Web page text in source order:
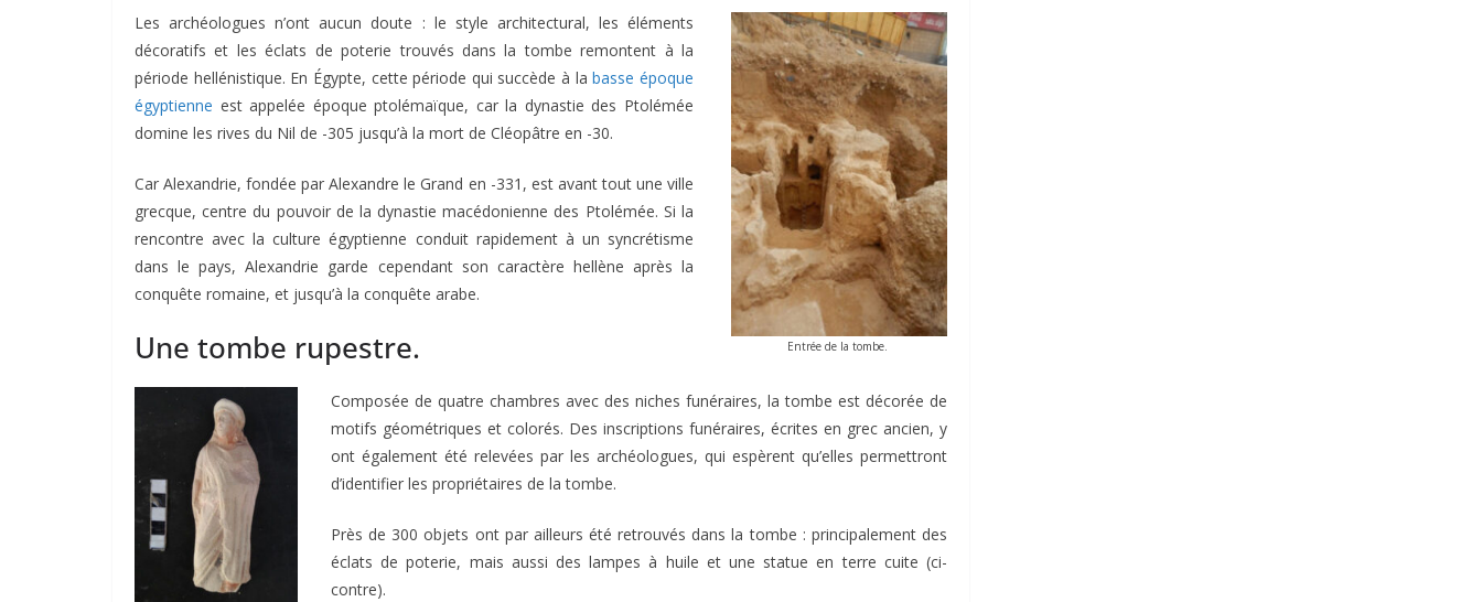
Entrée de la tombe.
Les archéologues n’ont aucun doute : le style architectural, les éléments
décoratifs et les éclats de poterie trouvés dans la tombe remontent à la
période hellénistique. En Égypte, cette période qui succède à labasse époque
égyptienne est appelée époque ptolémaïque, car la dynastie des Ptolémée
domine les rives du Nil de -305 jusqu’à la mort de Cléopâtre en -30.
Car Alexandrie, fondée par Alexandre le Grand en -331, est avant tout une ville
grecque, centre du pouvoir de la dynastie macédonienne des Ptolémée. Si la
rencontre avec la culture égyptienne conduit rapidement à un syncrétisme
dans le pays, Alexandrie garde cependant son caractère hellène après la
conquête romaine, et jusqu’à la conquête arabe.
Une tombe rupestre.
Composée de quatre chambres avec des niches funéraires, la tombe est décorée de
motifs géométriques et colorés. Des inscriptions funéraires, écrites en grec ancien, y
ont également été relevées par les archéologues, qui espèrent qu’elles permettront
d’identifier les propriétaires de la tombe.
Près de 300 objets ont par ailleurs été retrouvés dans la tombe : principalement des
éclats de poterie, mais aussi des lampes à huile et une statue en terre cuite (ci-
contre).